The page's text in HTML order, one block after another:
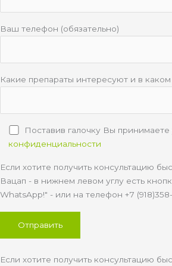
Ваш телефон (обязательно)
Какие препараты интересуют и в каком
Поставив галочку Вы принимаете
конфиденциальности
Если хотите получить консультацию
Вацап - в нижнем левом углу есть
WhatsApp!" - или на телефон +7
Если хотите получить консультацию